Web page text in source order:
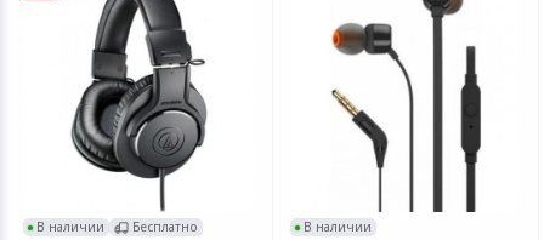
В наличии
Бесплатно
В наличии